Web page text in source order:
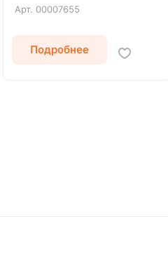
Арт. 00007655
Подробнее